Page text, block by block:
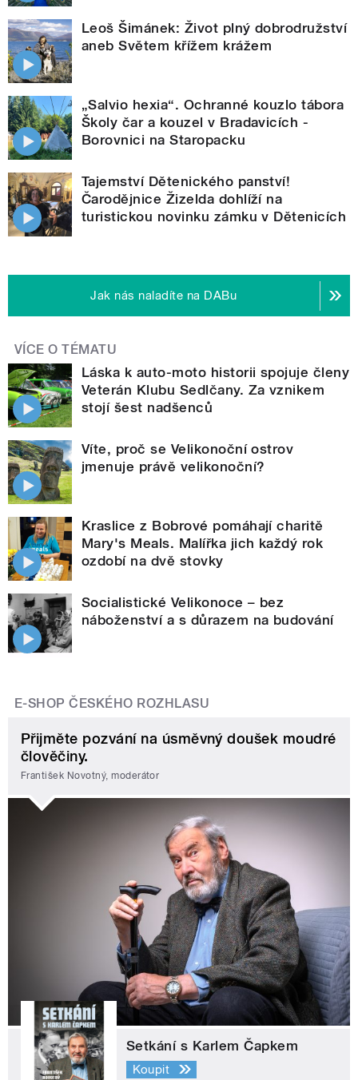
Leoš Šimánek: Život plný dobrodružství
aneb Světem křížem krážem
„Salvio hexia“. Ochranné kouzlo tábora
Školy čar a kouzel v Bradavicích -
Borovnici na Staropacku
Tajemství Dětenického panství!
Čarodějnice Žizelda dohlíží na
turistickou novinku zámku v Dětenicích
Jak nás naladíte na DABu
VÍCE O TÉMATU
Láska k auto-moto historii spojuje členy
Veterán Klubu Sedlčany. Za vznikem
stojí šest nadšenců
Víte, proč se Velikonoční ostrov
jmenuje právě velikonoční?
Kraslice z Bobrové pomáhají charitě
Mary's Meals. Malířka jich každý rok
ozdobí na dvě stovky
Socialistické Velikonoce – bez
náboženství a s důrazem na budování
E-SHOP ČESKÉHO ROZHLASU
Přijměte pozvání na úsměvný doušek moudré
člověčiny.
František Novotný, moderátor
Setkání s Karlem Čapkem
Koupit